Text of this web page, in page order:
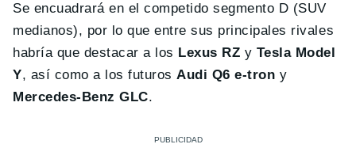
Se encuadrará en el competido segmento D (SUV
medianos), por lo que entre sus principales rivales
habría que destacar a los Lexus RZ y Tesla Model
Y, así como a los futurosAudi Q6 e-tron y
Mercedes-Benz GLC.